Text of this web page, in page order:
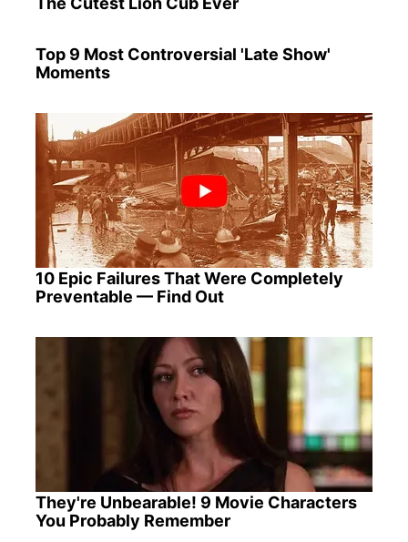
Top 9 Most Controversial 'Late Show'
Moments
10 Epic Failures That Were Completely
Preventable — Find Out
They're Unbearable! 9 Movie Characters
You Probably Remember